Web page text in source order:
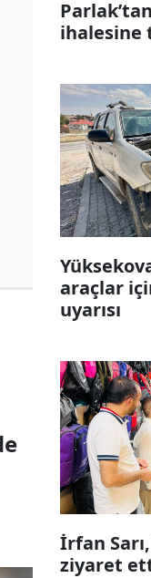
ihalesine
araçlar
uyarısı
İrfan
ziyaret